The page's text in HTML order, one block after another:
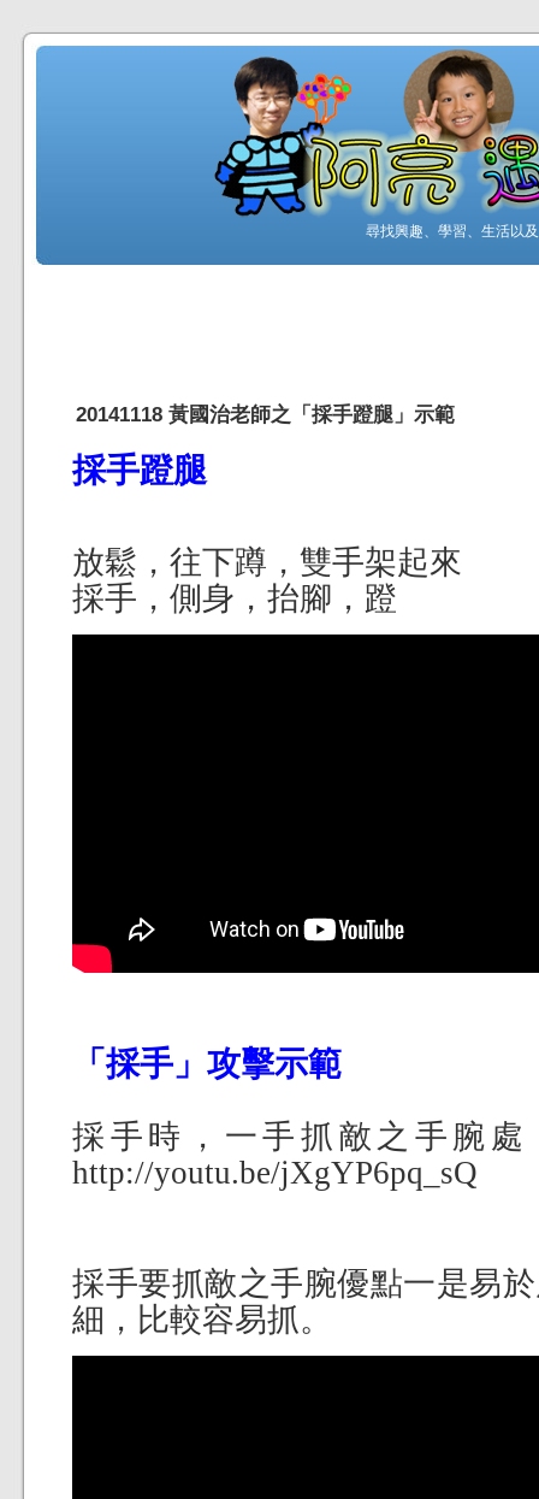
尋找興趣、學習、生活以
20141118 黃國治老師之「採手蹬腿」示範
採手蹬腿
放鬆，往下蹲，雙手架起來
採手，側身，抬腳，蹬
「採手」攻擊示範
採手時，一手抓敵之手腕
http://youtu.be/jXgYP6pq_sQ
採手要抓敵之手腕優點一是易
細，比較容易抓。